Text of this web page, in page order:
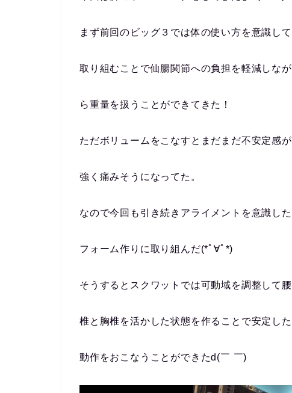
まず前回のビッグ３では体の使い方を意識して
取り組むことで仙腸関節への負担を軽減しなが
ら重量を扱うことができてきた！
ただボリュームをこなすとまだまだ不安定感が
強く痛みそうになってた。
なので今回も引き続きアライメントを意識した
フォーム作りに取り組んだ(*ﾟ∀ﾟ*)
そうするとスクワットでは可動域を調整して腰
椎と胸椎を活かした状態を作ることで安定した
動作をおこなうことができたd(￣ ￣)